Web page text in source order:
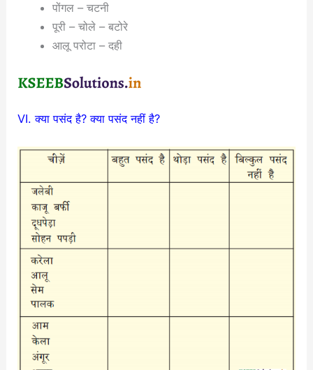
पोंगल – चटनी
पूरी – चोले – बटोरे
आलू परोटा – दही
VI. क्या पसंद है? क्या पसंद नहीं है?